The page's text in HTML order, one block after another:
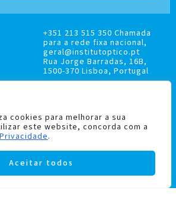
cookies para melhorar a sua
este website, concorda com a
.
Aceitar todos
E COOKIES
+351 213 515 350 Chamada
para a rede fixa nacional,
geral@institutoptico.pt
Rua Jorge Barradas, 16B,
1500-370 Lisboa, Portugal